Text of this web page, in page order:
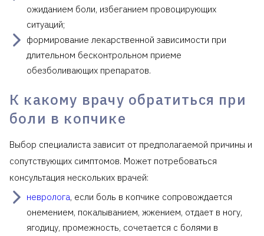
ожиданием боли, избеганием провоцирующих
ситуаций;
формирование лекарственной зависимости при
длительном бесконтрольном приеме
обезболивающих препаратов.
К какому врачу обратиться при
боли в копчике
Выбор специалиста зависит от предполагаемой причины и
сопутствующих симптомов. Может потребоваться
консультация нескольких врачей:
невролога, если боль в копчике сопровождается
онемением, покалыванием, жжением, отдает в ногу,
ягодицу, промежность, сочетается с болями в